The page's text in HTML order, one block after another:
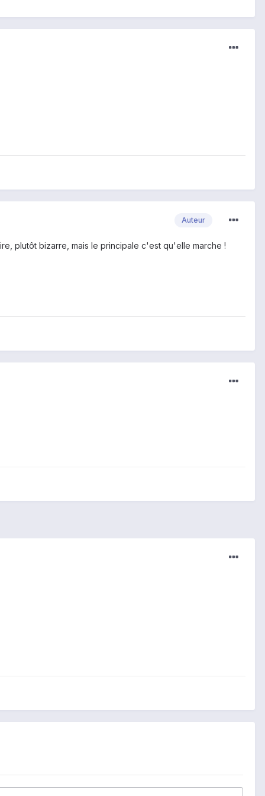
Auteur
plutôt bizarre, mais le principale c'est qu'elle marche !